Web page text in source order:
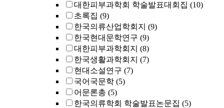
대한피부과학회 학술발표대회집 (10)
초록집 (9)
한국의류산업학회지 (9)
한국현대문학연구 (9)
대한피부과학회지 (8)
한국생활과학회지 (7)
현대소설연구 (7)
국어국문학 (5)
어문론총 (5)
한국의류학회 학술발표논문집 (5)